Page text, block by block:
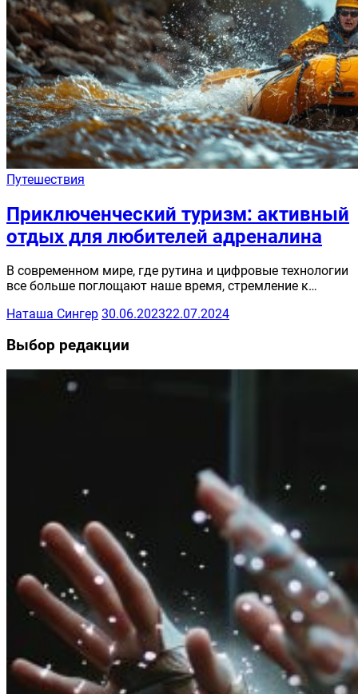
Путешествия
Приключенческий туризм: активный
отдых для любителей адреналина
В современном мире, где рутина и цифровые технологии
все больше поглощают наше время, стремление к…
Наташа Сингер 30.06.202322.07.2024
Выбор редакции